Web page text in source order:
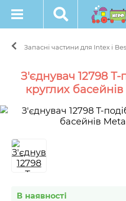
Запасні частини для Intex і
З'єднувач 12798
круглих
В наявності